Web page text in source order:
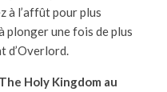
à l’affût pour plus
plonger une fois de plus
d’Overlord.
Holy Kingdom au